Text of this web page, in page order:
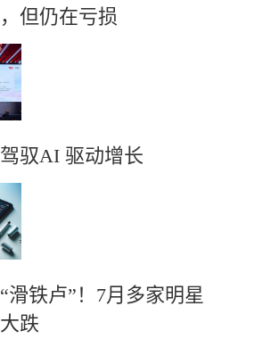
但仍在亏损
驭AI 驱动增长
滑铁卢”！7月多家明星
跌